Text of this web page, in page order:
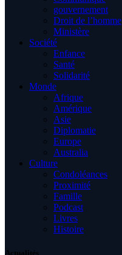
gouvernement
Droit de l’homme
Ministère
Société
Enfance
Santé
Solidarité
Monde
Afrique
Amérique
Asie
Diplomatie
Europe
Australia
Culture
Condoléances
Proximité
Famille
Podcast
Livres
Histoire
Actualités